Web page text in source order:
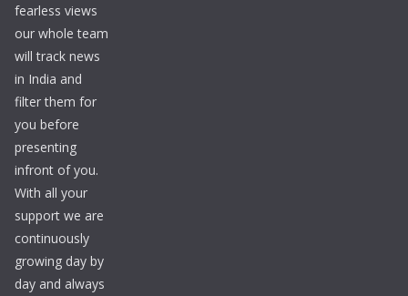
fearless views
our whole team
will track news
in India and
filter them for
you before
presenting
infront of you.
With all your
support we are
continuously
growing day by
day and always